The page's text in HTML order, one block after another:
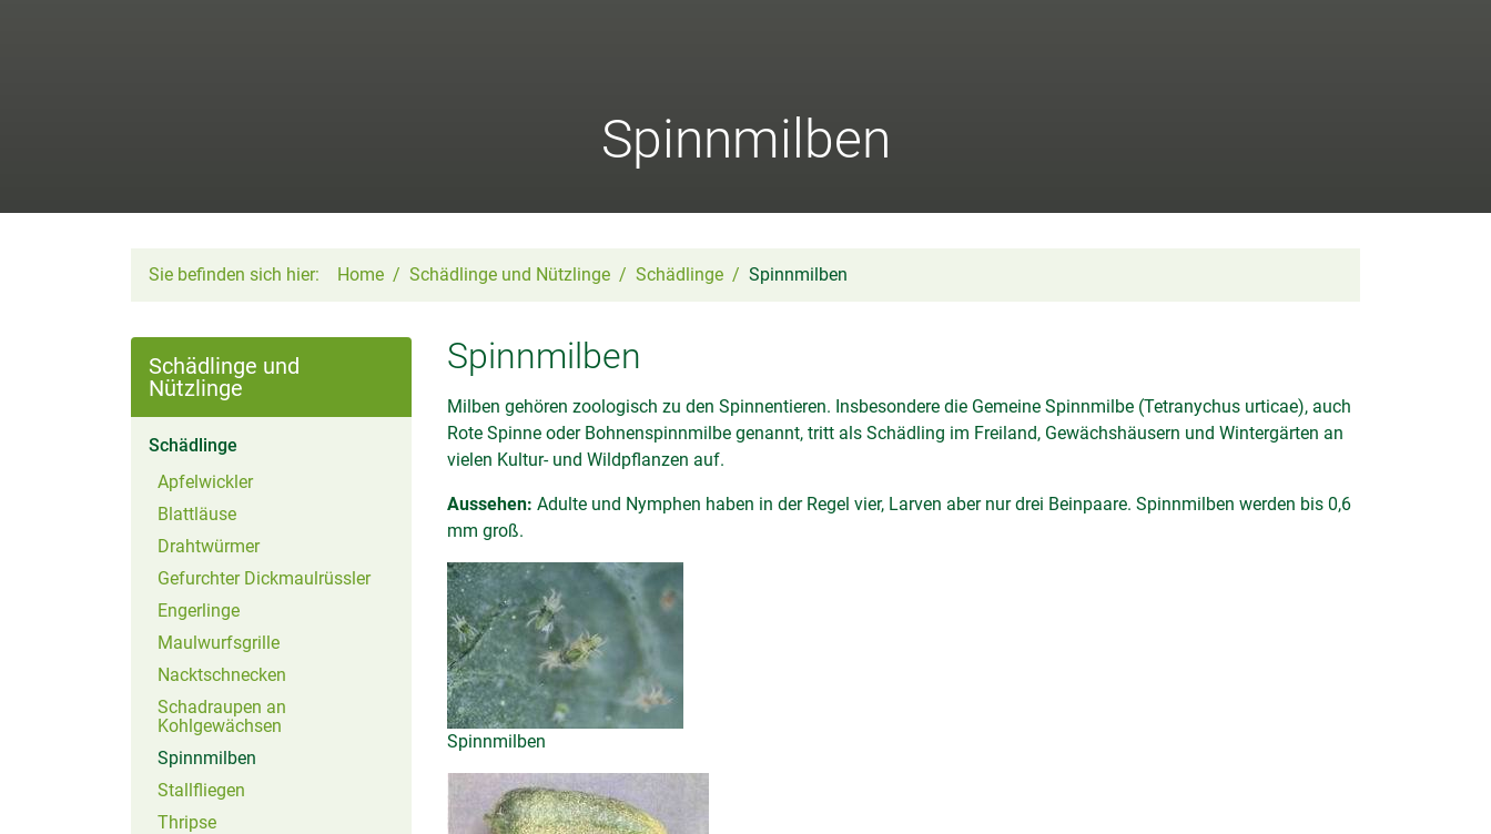
Spinnmilben
Sie befinden sich hier: Home Schädlinge und Nützlinge Schädlinge Spinnmilben
Schädlinge und
Nützlinge
Schädlinge
Apfelwickler
Blattläuse
Drahtwürmer
Gefurchter Dickmaulrüssler
Engerlinge
Maulwurfsgrille
Nacktschnecken
Schadraupen an
Kohlgewächsen
Spinnmilben
Stallfliegen
Thripse
Spinnmilben
Milben gehören zoologisch zu den Spinnentieren. Insbesondere die Gemeine Spinnmilbe (Tetranychus urticae), auch
Rote Spinne oder Bohnenspinnmilbe genannt, tritt als Schädling im Freiland, Gewächshäusern und Wintergärten an
vielen Kultur- und Wildpflanzen auf.
Aussehen: Adulte und Nymphen haben in der Regel vier, Larven aber nur drei Beinpaare. Spinnmilben werden bis 0,6
mm groß.
Spinnmilben